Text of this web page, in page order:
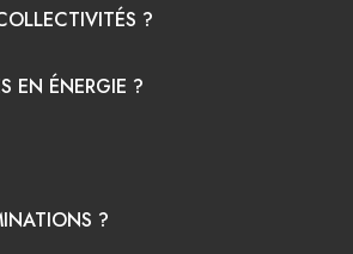
?
EN ÉNERGIE ?
?